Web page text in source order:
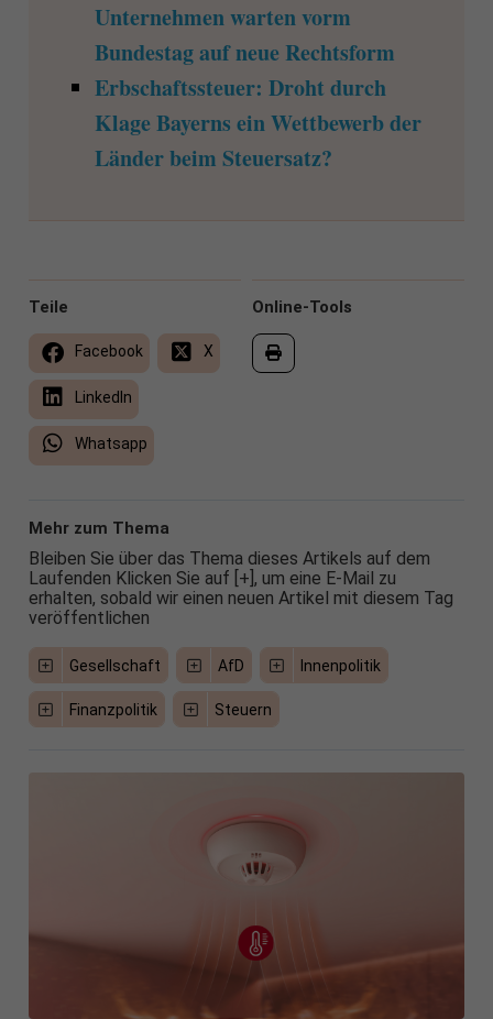
Unternehmen warten vorm
Bundestag auf neue Rechtsform
Erbschaftssteuer: Droht durch
Klage Bayerns ein Wettbewerb der
Länder beim Steuersatz?
Online-Tools
Teile
Facebook X
LinkedIn
Whatsapp
Mehr zum Thema
Bleiben Sie über das Thema dieses Artikels auf dem
Laufenden Klicken Sie auf [+], um eine E-Mail zu
erhalten, sobald wir einen neuen Artikel mit diesem Tag
veröffentlichen
Gesellschaft AfD Innenpolitik
Finanzpolitik Steuern